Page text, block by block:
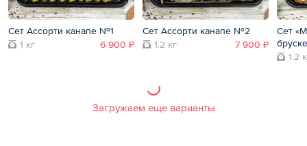
Сет Ассорти канапе №1
1 кг
6 900 ₽
Сет Ассорти канапе №2
1.2 кг
7 900 ₽
Сет
1.2
Загружаем еще варианты